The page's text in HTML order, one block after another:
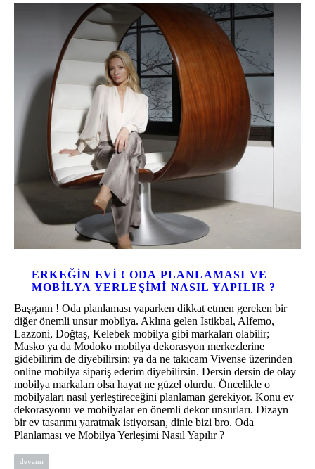
ERKEĞIN EVI ! ODA PLANLAMASI VE
MOBILYA YERLEŞIMI NASIL YAPILIR ?
Başgann ! Oda planlaması yaparken dikkat etmen gereken bir
diğer önemli unsur mobilya. Aklına gelen İstikbal, Alfemo,
Lazzoni, Doğtaş, Kelebek mobilya gibi markaları olabilir;
Masko ya da Modoko mobilya dekorasyon merkezlerine
gidebilirim de diyebilirsin; ya da ne takıcam Vivense üzerinden
online mobilya sipariş ederim diyebilirsin. Dersin dersin de olay
mobilya markaları olsa hayat ne güzel olurdu. Öncelikle o
mobilyaları nasıl yerleştireceğini planlaman gerekiyor. Konu ev
dekorasyonu ve mobilyalar en önemli dekor unsurları. Dizayn
bir ev tasarımı yaratmak istiyorsan, dinle bizi bro. Oda
Planlaması ve Mobilya Yerleşimi Nasıl Yapılır ?
devamı